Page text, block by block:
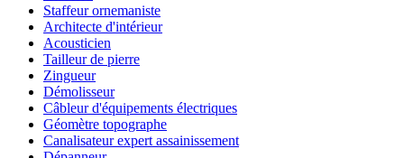
Staffeur ornemaniste
Architecte d'intérieur
Acousticien
Tailleur de pierre
Zingueur
Démolisseur
Câbleur d'équipements électriques
Géomètre topographe
Canalisateur expert assainissement